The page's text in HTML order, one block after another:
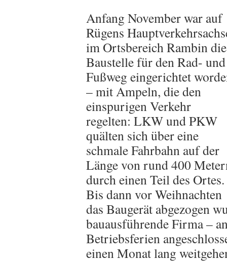
Anfang November war auf
Rügens
im Ortsbereich Rambin die
Baustelle für den Rad- und
Fußweg eingerichtet
– mit Ampeln, die den
einspurigen Verkehr
regelten: LKW und PKW
quälten sich über eine
schmale Fahrbahn auf der
Länge von rund 400
durch einen Teil des Ortes.
Bis dann vor Weihnachten
das Baugerät abgezogen
bauausführende Firma –
Betriebsferien
einen Monat lang